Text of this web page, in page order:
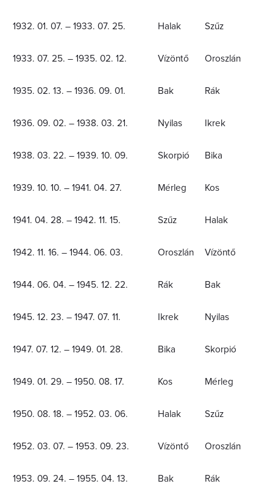
1932. 01. 07. – 1933. 07. 25. Halak Szűz
1933. 07. 25. – 1935. 02. 12. Vízöntő Oroszlán
1935. 02. 13. – 1936. 09. 01. Bak Rák
1936. 09. 02. – 1938. 03. 21. Nyilas Ikrek
1938. 03. 22. – 1939. 10. 09. Skorpió Bika
1939. 10. 10. – 1941. 04. 27. Mérleg Kos
1941. 04. 28. – 1942. 11. 15. Szűz Halak
1942. 11. 16. – 1944. 06. 03. Oroszlán Vízöntő
1944. 06. 04. – 1945. 12. 22. Rák Bak
1945. 12. 23. – 1947. 07. 11. Ikrek Nyilas
1947. 07. 12. – 1949. 01. 28. Bika Skorpió
1949. 01. 29. – 1950. 08. 17. Kos Mérleg
1950. 08. 18. – 1952. 03. 06. Halak Szűz
1952. 03. 07. – 1953. 09. 23. Vízöntő Oroszlán
1953. 09. 24. – 1955. 04. 13. Bak Rák